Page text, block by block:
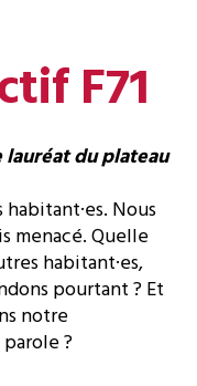
F71
lauréat du plateau
Nous
menacé. Quelle
habitant·es,
pourtant ? Et
notre
?